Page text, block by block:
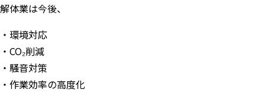
解体業は今後、
・環境対応
・CO₂削減
・騒音対策
・作業効率の高度化